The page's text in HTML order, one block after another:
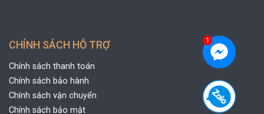
CHÍNH SÁCH HỖ TRỢ
Chính sách thanh toán
Chính sách bảo hành
Chính sách vận chuyển
Chính sách bảo mật